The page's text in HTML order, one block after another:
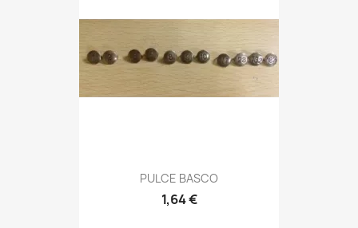
Anteprima
PULCE BASCO
1,64 €